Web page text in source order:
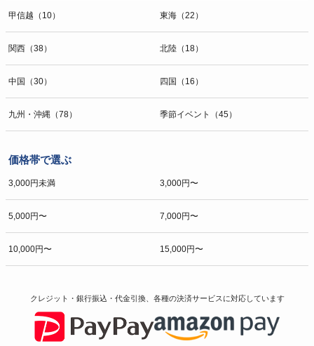
甲信越（10） 東海（22）
関西（38） 北陸（18）
中国（30） 四国（16）
九州・沖縄（78） 季節イベント（45）
価格帯で選ぶ
3,000円未満 3,000円〜
5,000円〜 7,000円〜
10,000円〜 15,000円〜
クレジット・銀行振込・代金引換、各種の決済サービスに対応しています